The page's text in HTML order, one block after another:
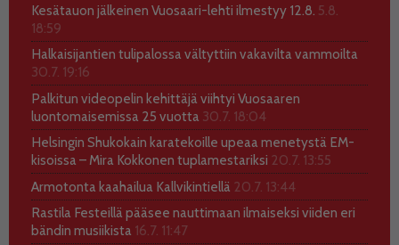
Kesätauon jälkeinen Vuosaari-lehti ilmestyy 12.8. 5.8.
18:59
Halkaisijantien tulipalossa vältyttiin vakavilta vammoilta
30.7. 19:16
Palkitun videopelin kehittäjä viihtyi Vuosaaren
luontomaisemissa 25 vuotta 30.7. 18:04
Helsingin Shukokain karatekoille upeaa menetystä EM-
kisoissa – Mira Kokkonen tuplamestariksi 20.7. 13:55
Armotonta kaahailua Kallvikintiellä 20.7. 13:44
Rastila Festeillä pääsee nauttimaan ilmaiseksi viiden eri
bändin musiikista 16.7. 11:47